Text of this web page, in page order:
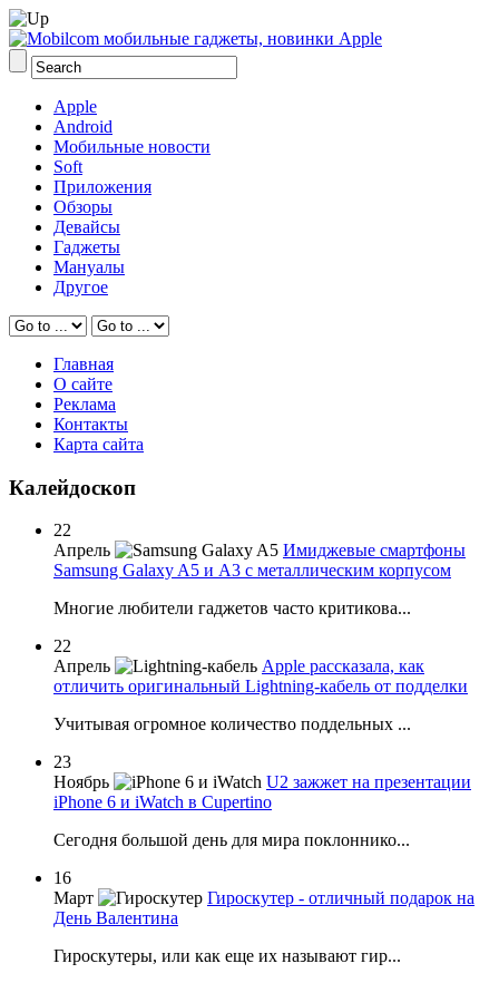
Apple
Android
Мобильные новости
Soft
Приложения
Обзоры
Девайсы
Гаджеты
Мануалы
Другое
Главная
О сайте
Реклама
Контакты
Карта сайта
Калейдоскоп
22
Апрель
Имиджевые смартфоны
Samsung Galaxy A5 и А3 с металлическим корпусом
Многие любители гаджетов часто критикова...
22
Апрель
Apple рассказала, как
отличить оригинальный Lightning-кабель от подделки
Учитывая огромное количество поддельных ...
23
Ноябрь
U2 зажжет на презентации
iPhone 6 и iWatch в Cupertino
Сегодня большой день для мира поклоннико...
16
Март
Гироскутер - отличный подарок на
День Валентина
Гироскутеры, или как еще их называют гир...